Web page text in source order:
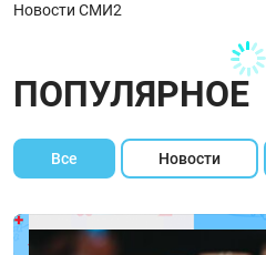
Новости СМИ2
ПОПУЛЯРНОЕ
Все Новости